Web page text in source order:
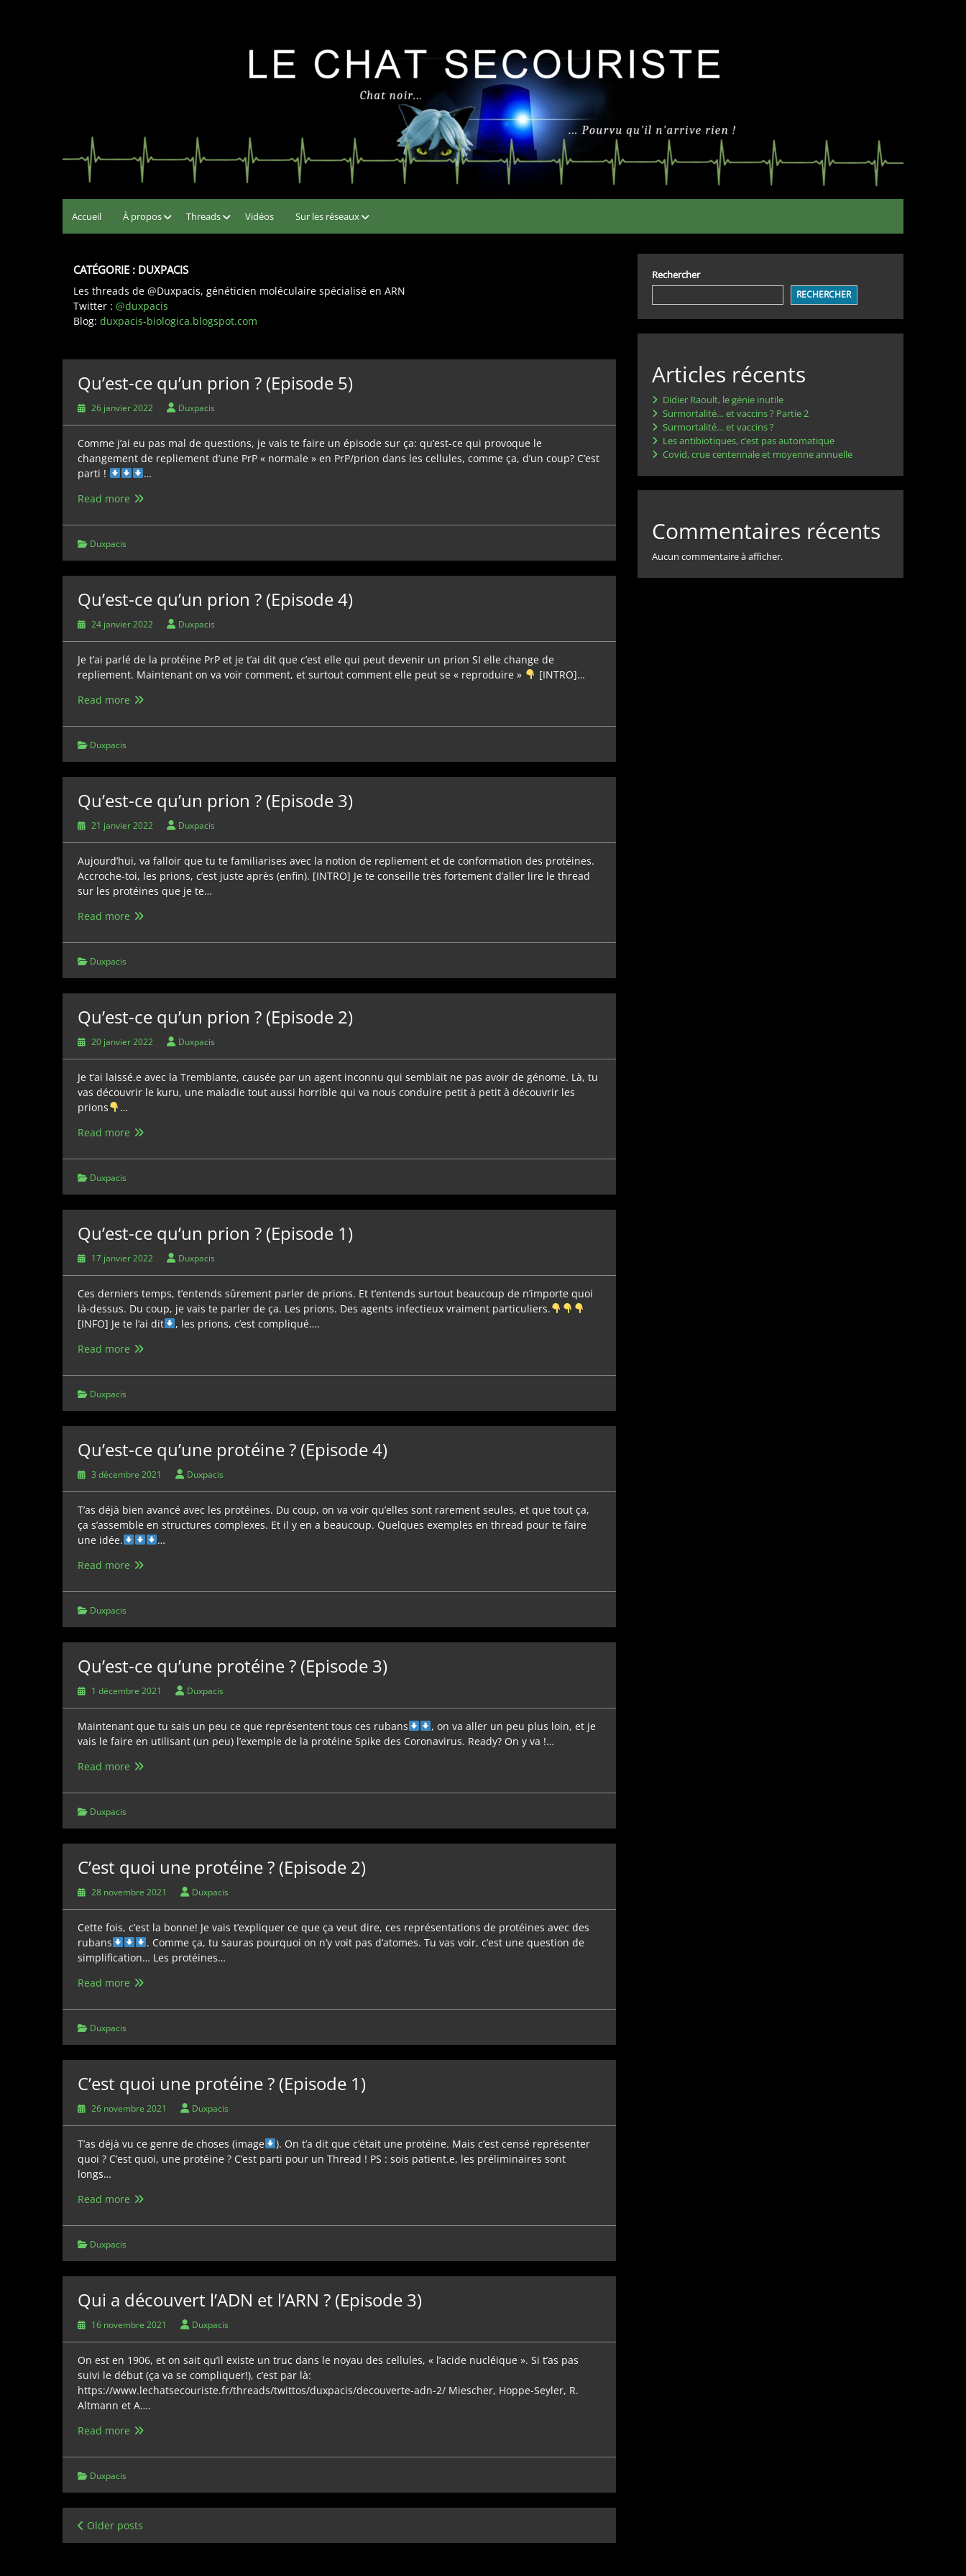
Accueil À propos Threads Vidéos Sur les réseaux
CATÉGORIE : DUXPACIS
Les threads de @Duxpacis, généticien moléculaire spécialisé en ARN
Twitter : @duxpacis
Blog: duxpacis-biologica.blogspot.com
Qu’est-ce qu’un prion ? (Episode 5)
26 janvier 2022 Duxpacis
Comme j’ai eu pas mal de questions, je vais te faire un épisode sur ça: qu’est-ce qui provoque le
changement de repliement d’une PrP « normale » en PrP/prion dans les cellules, comme ça, d’un coup? C’est
parti !
…
Read more Qu’est-
qu’un
?
(Episode
Duxpacis
Qu’est-ce qu’un prion ? (Episode 4)
24 janvier 2022 Duxpacis
Je t’ai parlé de la protéine PrP et je t’ai dit que c’est elle qui peut devenir un prion SI elle change de
repliement. Maintenant on va voir comment, et surtout comment elle peut se « reproduire »
[INTRO]…
Read more Qu’est-
qu’un
?
(Episode
Duxpacis
Qu’est-ce qu’un prion ? (Episode 3)
21 janvier 2022 Duxpacis
Aujourd’hui, va falloir que tu te familiarises avec la notion de repliement et de conformation des protéines.
Accroche-toi, les prions, c’est juste après (enfin). [INTRO] Je te conseille très fortement d’aller lire le thread
sur les protéines que je te…
Read more Qu’est-
qu’un
?
(Episode
Duxpacis
Qu’est-ce qu’un prion ? (Episode 2)
20 janvier 2022 Duxpacis
Je t’ai laissé.e avec la Tremblante, causée par un agent inconnu qui semblait ne pas avoir de génome. Là, tu
vas découvrir le kuru, une maladie tout aussi horrible qui va nous conduire petit à petit à découvrir les
prions
…
Read more Qu’est-
qu’un
?
(Episode
Duxpacis
Qu’est-ce qu’un prion ? (Episode 1)
17 janvier 2022 Duxpacis
Ces derniers temps, t’entends sûrement parler de prions. Et t’entends surtout beaucoup de n’importe quoi
là-dessus. Du coup, je vais te parler de ça. Les prions. Des agents infectieux vraiment particuliers.
[INFO] Je te l’ai dit
, les prions, c’est compliqué….
Read more Qu’est-
qu’un
?
(Episode
Duxpacis
Qu’est-ce qu’une protéine ? (Episode 4)
3 décembre 2021 Duxpacis
T’as déjà bien avancé avec les protéines. Du coup, on va voir qu’elles sont rarement seules, et que tout ça,
ça s’assemble en structures complexes. Et il y en a beaucoup. Quelques exemples en thread pour te faire
une idée.
…
Read more Qu’est-
qu’une
?
(Episode
Duxpacis
Qu’est-ce qu’une protéine ? (Episode 3)
1 décembre 2021 Duxpacis
Maintenant que tu sais un peu ce que représentent tous ces rubans
, on va aller un peu plus loin, et je
vais le faire en utilisant (un peu) l’exemple de la protéine Spike des Coronavirus. Ready? On y va !…
Read more Qu’est-
qu’une
?
(Episode
Duxpacis
C’est quoi une protéine ? (Episode 2)
28 novembre 2021 Duxpacis
Cette fois, c’est la bonne! Je vais t’expliquer ce que ça veut dire, ces représentations de protéines avec des
rubans
. Comme ça, tu sauras pourquoi on n’y voit pas d’atomes. Tu vas voir, c’est une question de
simplification… Les protéines…
Read more C’est
une
?
(Episode
Duxpacis
C’est quoi une protéine ? (Episode 1)
26 novembre 2021 Duxpacis
T’as déjà vu ce genre de choses (image
). On t’a dit que c’était une protéine. Mais c’est censé représenter
quoi ? C’est quoi, une protéine ? C’est parti pour un Thread ! PS : sois patient.e, les préliminaires sont
longs…
Read more C’est
une
?
(Episode
Duxpacis
Qui a découvert l’ADN et l’ARN ? (Episode 3)
16 novembre 2021 Duxpacis
On est en 1906, et on sait qu’il existe un truc dans le noyau des cellules, « l’acide nucléique ». Si t’as pas
suivi le début (ça va se compliquer!), c’est par là:
https://www.lechatsecouriste.fr/threads/twittos/duxpacis/decouverte-adn-2/ Miescher, Hoppe-Seyler, R.
Altmann et A….
Read more Qui
découvert
et
l’ARN
?
Duxpacis
Navigation
des
Older posts
Rechercher
RECHERCHER
Articles récents
Didier Raoult, le génie inutile
Surmortalité… et vaccins ? Partie 2
Surmortalité… et vaccins ?
Les antibiotiques, c’est pas automatique
Covid, crue centennale et moyenne annuelle
Commentaires récents
Aucun commentaire à afficher.